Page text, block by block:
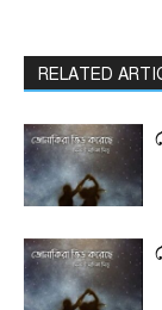
RELATED